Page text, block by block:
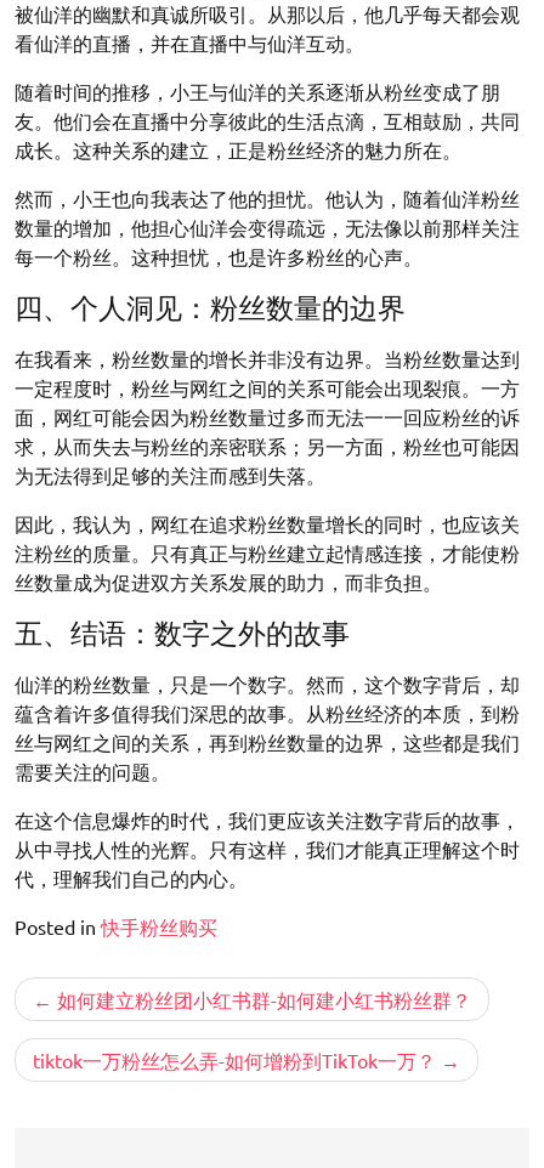
被仙洋的幽默和真诚所吸引。从那以后，他几乎每天都会观
看仙洋的直播，并在直播中与仙洋互动。
随着时间的推移，小王与仙洋的关系逐渐从粉丝变成了朋
友。他们会在直播中分享彼此的生活点滴，互相鼓励，共同
成长。这种关系的建立，正是粉丝经济的魅力所在。
然而，小王也向我表达了他的担忧。他认为，随着仙洋粉丝
数量的增加，他担心仙洋会变得疏远，无法像以前那样关注
每一个粉丝。这种担忧，也是许多粉丝的心声。
四、个人洞见：粉丝数量的边界
在我看来，粉丝数量的增长并非没有边界。当粉丝数量达到
一定程度时，粉丝与网红之间的关系可能会出现裂痕。一方
面，网红可能会因为粉丝数量过多而无法一一回应粉丝的诉
求，从而失去与粉丝的亲密联系；另一方面，粉丝也可能因
为无法得到足够的关注而感到失落。
因此，我认为，网红在追求粉丝数量增长的同时，也应该关
注粉丝的质量。只有真正与粉丝建立起情感连接，才能使粉
丝数量成为促进双方关系发展的助力，而非负担。
五、结语：数字之外的故事
仙洋的粉丝数量，只是一个数字。然而，这个数字背后，却
蕴含着许多值得我们深思的故事。从粉丝经济的本质，到粉
丝与网红之间的关系，再到粉丝数量的边界，这些都是我们
需要关注的问题。
在这个信息爆炸的时代，我们更应该关注数字背后的故事，
从中寻找人性的光辉。只有这样，我们才能真正理解这个时
代，理解我们自己的内心。
Posted in快手粉丝购买
文
章
导
如何建立粉丝团小红书群-如何建小红书粉丝群？
tiktok一万粉丝怎么弄-如何增粉到TikTok一万？